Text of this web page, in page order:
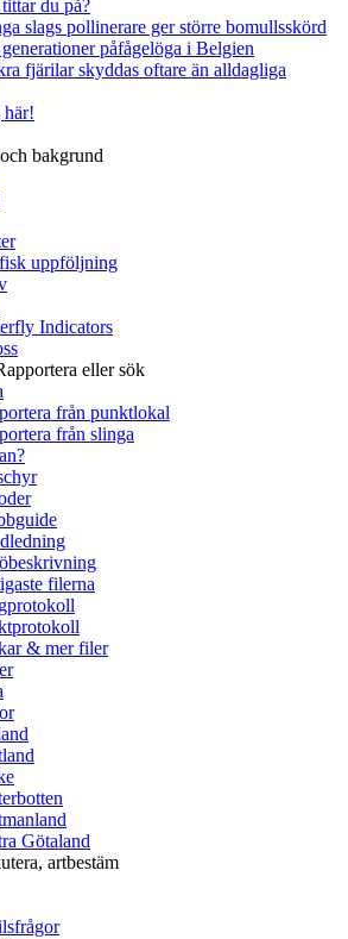
du på?
slags pollinerare ger större bomullsskörd
påfågelöga i Belgien
fjärilar skyddas oftare än alldagliga
bakgrund
uppföljning
Indicators
eller sök
från punktlokal
från slinga
filerna
& mer filer
Götaland
artbestäm